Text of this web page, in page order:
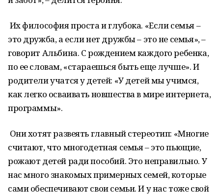
Их философия проста и глубока. «Если семья –
это дружба, а если нет дружбы – это не семья», –
говорит Альбина. С рождением каждого ребенка,
по ее словам, «стараешься быть еще лучше». И
родители учатся у детей: «У детей мы учимся,
как легко осваивать новшества в мире интернета,
программы».
Они хотят развеять главный стереотип: «Многие
считают, что многодетная семья – это пьющие,
рожают детей ради пособий. Это неправильно. У
нас много знакомых примерных семей, которые
сами обеспечивают свои семьи. И у нас тоже свой